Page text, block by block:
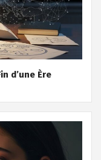
d’une Ère